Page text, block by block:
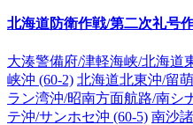
北海道防衛作戦/第二次礼号
大湊警備府/津軽海峡/北海道
峡沖 (60-2) 北海道北東沖/留
ラン湾沖/昭南方面航路/南シ
テ沖/サンホセ沖 (60-5) 南沙